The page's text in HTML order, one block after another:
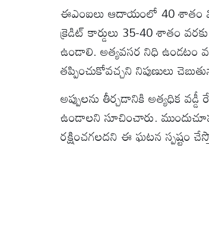
ఈఎంఐలు ఆదాయంలో 40 శాతం
క్రెడిట్ కార్డులు 35-40 శాతం
ఉండాలి. అత్యవసర నిధి ఉండటం
తప్పించుకోవచ్చని నిపుణులు
అప్పులను తీర్చడానికి అత్యధిక
ఉండాలని సూచించారు.
రక్షించగలదని ఈ ఘటన స్పష్టం